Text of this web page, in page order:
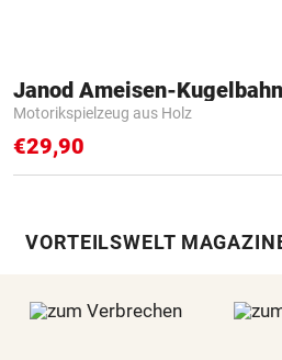
Janod Ameisen-Kugelbahn
Motorikspielzeug aus Holz
€29,90
VORTEILSWELT